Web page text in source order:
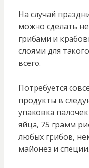
На случай
можно сделать
грибами и
слоями для
всего.
Потребуется
продукты в
упаковка
яйца, 75 грамм
любых грибов,
майонез и специи.